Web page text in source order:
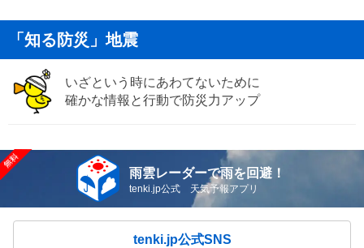
「知る防災」地震
いざという時にあわてないために
確かな情報と行動で防災力アップ
雨雲レーダーで雨を回避！
tenki.jp公式 天気予報アプリ
tenki.jp公式SNS